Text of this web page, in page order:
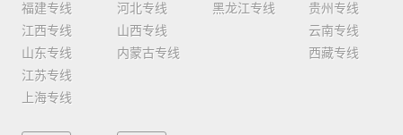
福建专线
江西专线
山东专线
江苏专线
上海专线
河北专线
山西专线
内蒙古专线
黑龙江专线
贵州专线
云南专线
西藏专线